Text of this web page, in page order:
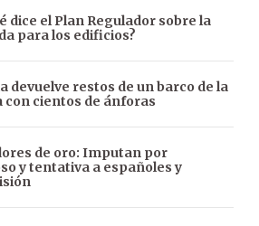
dice el Plan Regulador sobre la
para los edificios?
devuelve restos de un barco de la
con cientos de ánforas
de oro: Imputan por
y tentativa a españoles y